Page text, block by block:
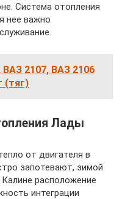
Система отопления
нее важно
ВАЗ 2107, ВАЗ 2106
(тяг)
Лады
от двигателя в
запотевают, зимой
расположение
интеграции